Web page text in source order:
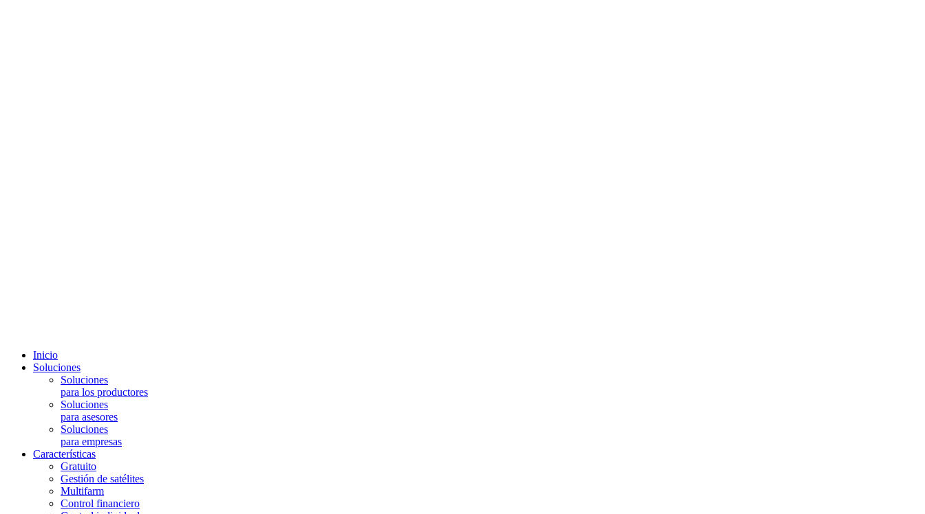
Inicio
Soluciones
Soluciones
para los productores
Soluciones
para asesores
Soluciones
para empresas
Características
Gratuito
Gestión de satélites
Multifarm
Control financiero